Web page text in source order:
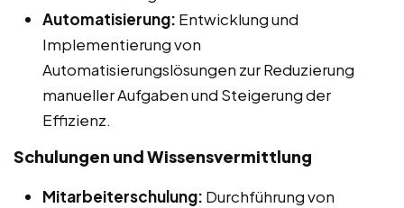
Automatisierung: Entwicklung und
Implementierung von
Automatisierungslösungen zur Reduzierung
manueller Aufgaben und Steigerung der
Effizienz.
Schulungen und Wissensvermittlung
Mitarbeiterschulung: Durchführung von